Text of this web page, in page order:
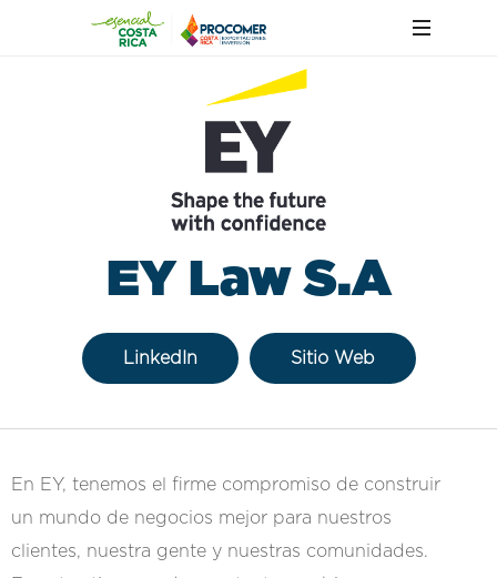
EY Law S.A
LinkedIn Sitio Web
En EY, tenemos el firme compromiso de construir
un mundo de negocios mejor para nuestros
clientes, nuestra gente y nuestras comunidades.